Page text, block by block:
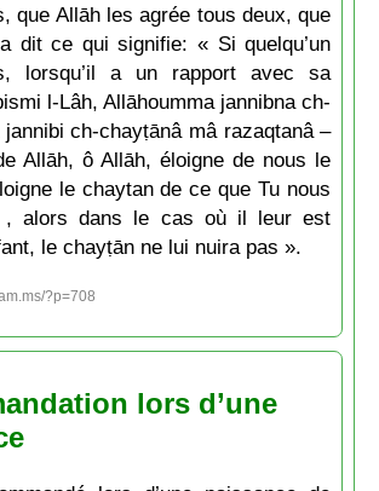
que Allāh les agrée tous deux, que
dit ce qui signifie: « Si quelqu’un
lorsqu’il a un rapport avec sa
l-Lâh, Allāhoumma jannibna ch-
ch-chayṭānâ mâ razaqtanâ –
Allāh, ô Allāh, éloigne de nous le
le chaytan de ce que Tu nous
, alors dans le cas où il leur est
le chayṭān ne lui nuira pas ».
?p=708
lors d’une